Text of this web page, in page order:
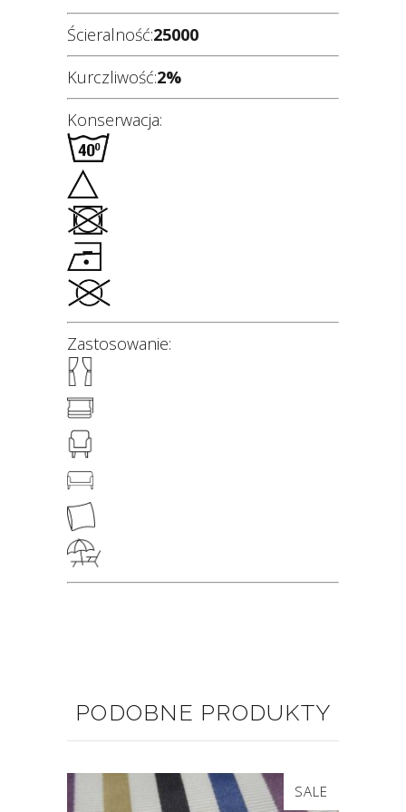
Ścieralność:25000
Kurczliwość:2%
Konserwacja:
Zastosowanie:
PODOBNE PRODUKTY
SALE